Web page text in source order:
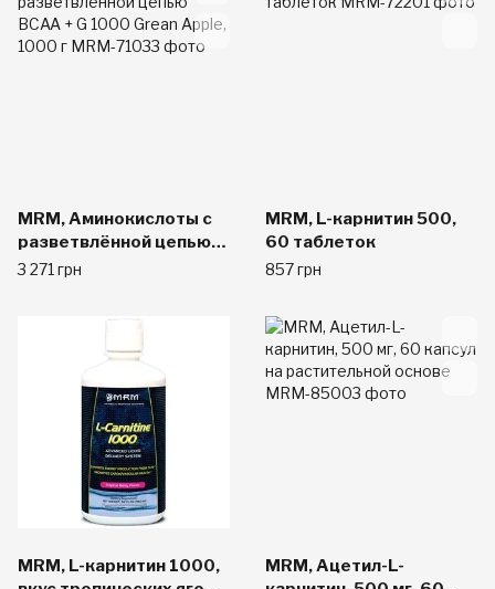
MRM, Аминокислоты с
разветвлённой цепью
BCAA + G 1000 Grean
3 271 грн
MRM, L-карнитин 500,
60 таблеток
857 грн
MRM, L-карнитин 1000,
MRM, Ацетил-L-